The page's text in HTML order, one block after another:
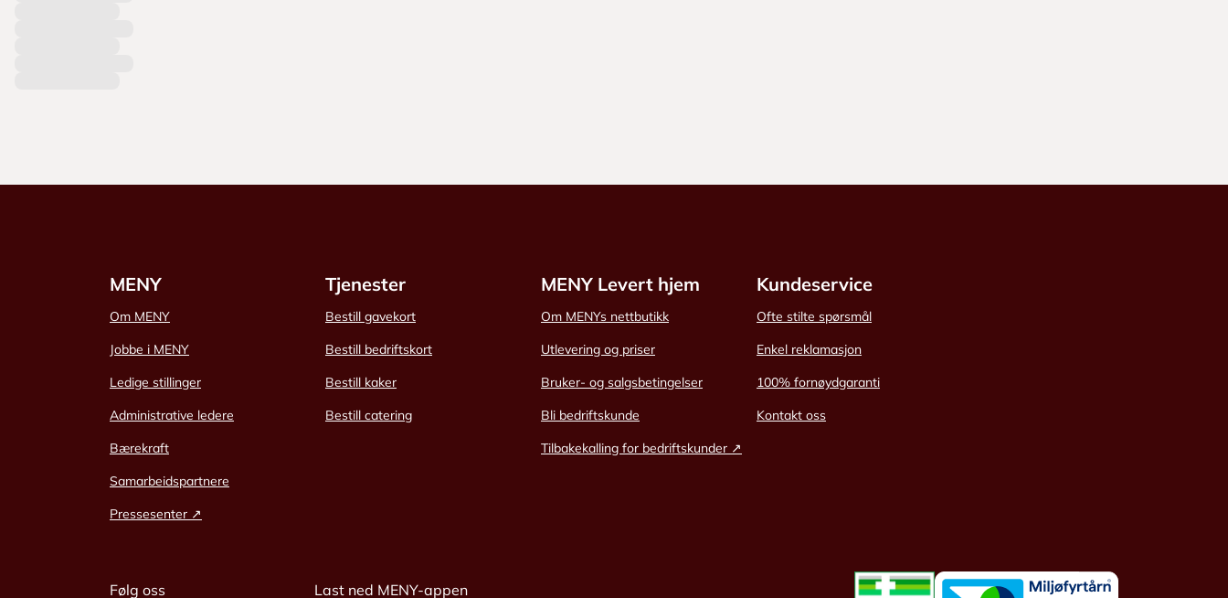
MENY
Om MENY
Jobbe i MENY
Ledige stillinger
Administrative ledere
Bærekraft
Samarbeidspartnere
Pressesenter ↗
Tjenester
Bestill gavekort
Bestill bedriftskort
Bestill kaker
Bestill catering
MENY Levert hjem
Om MENYs nettbutikk
Utlevering og priser
Bruker- og salgsbetingelser
Bli bedriftskunde
Tilbakekalling for bedriftskunder ↗
Kundeservice
Ofte stilte spørsmål
Enkel reklamasjon
100% fornøydgaranti
Kontakt oss
Følg oss Last ned MENY-appen